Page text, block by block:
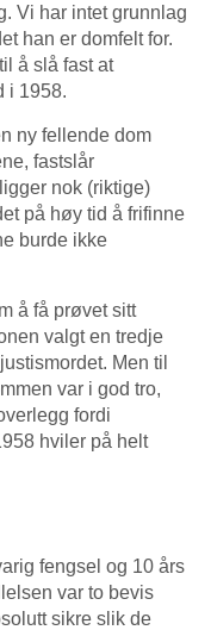
Vi har intet grunnlag
han er domfelt for.
å slå fast at
i 1958.
ny fellende dom
fastslår
nok (riktige)
på høy tid å frifinne
burde ikke
å få prøvet sitt
valgt en tredje
Men til
var i god tro,
fordi
hviler på helt
fengsel og 10 års
var to bevis
sikre slik de